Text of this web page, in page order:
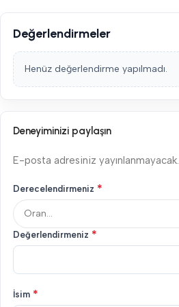
Değerlendirmeler
Henüz değerlendirme yapılmadı.
Deneyiminizi paylaşın
E-posta adresiniz yayınlanmayacak.
Derecelendirmeniz *
Değerlendirmeniz *
İsim *